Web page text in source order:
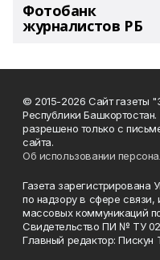
Фотобанк
журналистов РБ
© 2015-2026 Сайт газеты
Республики
разрешено только с
сайта.
Об использовании
Газета
по надзору в сфере связи,
массовых коммуникаций
Свидетельство ПИ № ТУ 02-
Главный редактор: Пискун